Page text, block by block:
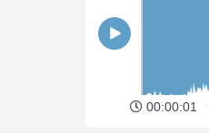
00:00:01